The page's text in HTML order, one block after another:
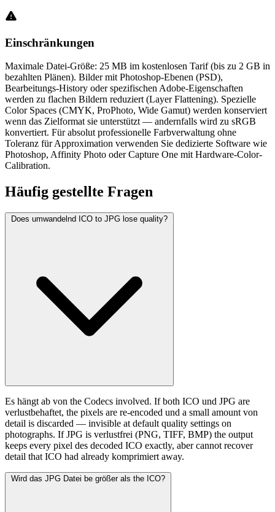
Einschränkungen
Maximale Datei-Größe: 25 MB im kostenlosen Tarif (bis zu 2 GB in
bezahlten Plänen). Bilder mit Photoshop-Ebenen (PSD),
Bearbeitungs-History oder spezifischen Adobe-Eigenschaften
werden zu flachen Bildern reduziert (Layer Flattening). Spezielle
Color Spaces (CMYK, ProPhoto, Wide Gamut) werden konserviert
wenn das Zielformat sie unterstützt — andernfalls wird zu sRGB
konvertiert. Für absolut professionelle Farbverwaltung ohne
Toleranz für Approximation verwenden Sie dedizierte Software wie
Photoshop, Affinity Photo oder Capture One mit Hardware-Color-
Calibration.
Häufig gestellte Fragen
Does umwandelnd ICO to JPG lose quality?
Es hängt ab von the Codecs involved. If both ICO und JPG are
verlustbehaftet, the pixels are re-encoded und a small amount von
detail is discarded — invisible at default quality settings on
photographs. If JPG is verlustfrei (PNG, TIFF, BMP) the output
keeps every pixel des decoded ICO exactly, aber cannot recover
detail that ICO had already komprimiert away.
Wird das JPG Datei be größer als the ICO?